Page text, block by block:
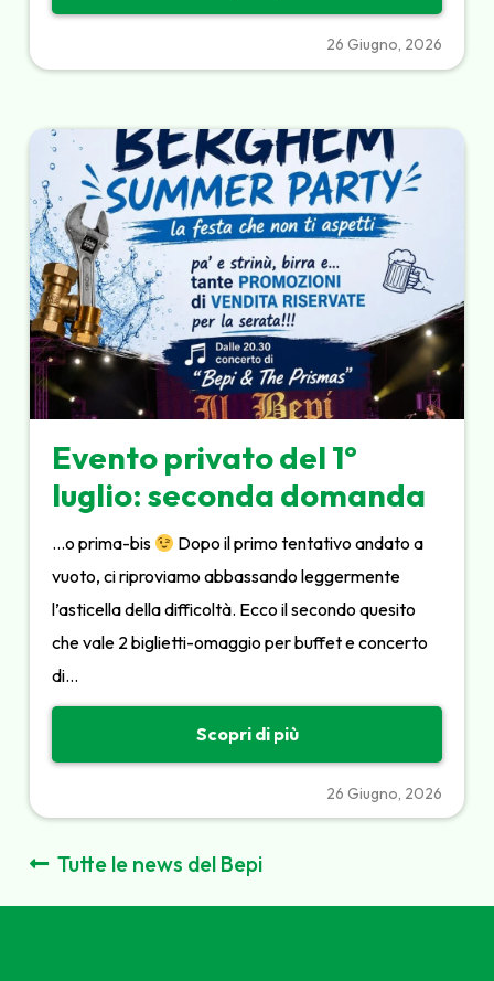
26 Giugno, 2026
Evento privato del 1°
luglio: seconda domanda
…o prima-bis
Dopo il primo tentativo andato a
vuoto, ci riproviamo abbassando leggermente
l’asticella della difficoltà. Ecco il secondo quesito
che vale 2 biglietti-omaggio per buffet e concerto
di…
Scopri di più
26 Giugno, 2026
Tutte le news del Bepi